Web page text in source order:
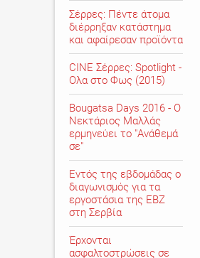
Σέρρες: Πέντε άτομα
διέρρηξαν κατάστημα
και αφαίρεσαν προϊόντα
CINE Σέρρες: Spotlight -
Ολα στο Φως (2015)
Bougatsa Days 2016 - Ο
Νεκτάριος Μαλλάς
ερμηνεύει το "Ανάθεμά
σε"
Εντός της εβδομάδας ο
διαγωνισμός για τα
εργοστάσια της ΕΒΖ
στη Σερβία
Έρχονται
ασφαλτοστρώσεις σε